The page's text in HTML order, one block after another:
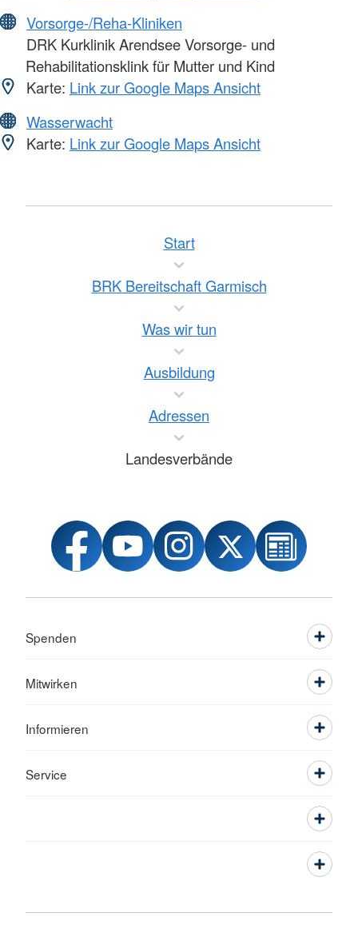
Vorsorge-/Reha-Kliniken
DRK Kurklinik Arendsee Vorsorge- und
Rehabilitationsklink für Mutter und Kind
Karte: Link zur Google Maps Ansicht
Wasserwacht
Karte: Link zur Google Maps Ansicht
Start
BRK Bereitschaft Garmisch
Was wir tun
Ausbildung
Adressen
Landesverbände
Spenden
Mitwirken
Informieren
Service